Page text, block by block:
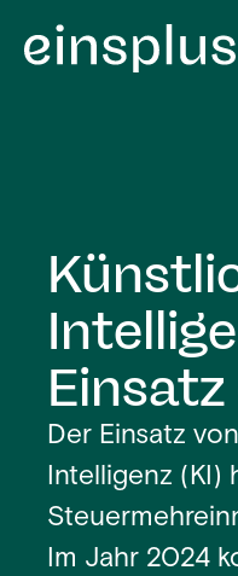
Der Einsatz
Intelligenz (KI)
Im Jahr 2024